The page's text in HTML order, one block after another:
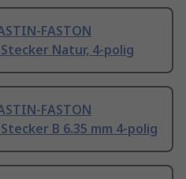
FASTON
Natur, 4-polig
FASTON
B 6.35 mm 4-polig